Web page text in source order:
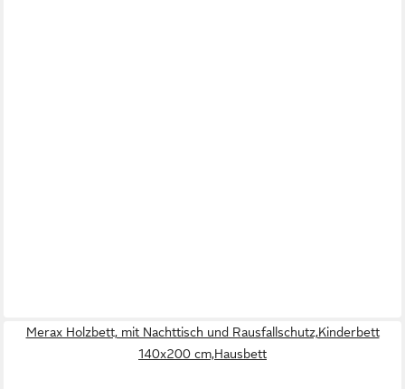
Merax Holzbett, mit Nachttisch und Rausfallschutz,Kinderbett
140x200 cm,Hausbett